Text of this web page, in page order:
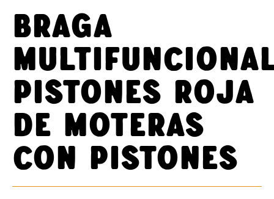
Braga
Pistones roja
de moteras
con pistones